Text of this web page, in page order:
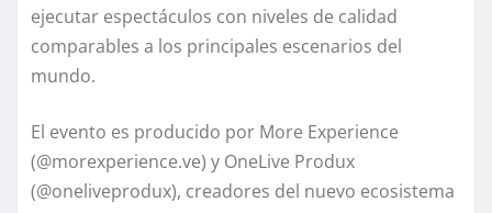
ejecutar espectáculos con niveles de calidad
comparables a los principales escenarios del
mundo.
El evento es producido por More Experience
(@morexperience.ve) y OneLive Produx
(@oneliveprodux), creadores del nuevo ecosistema